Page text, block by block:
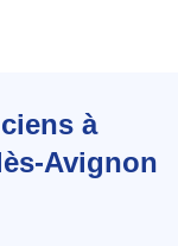
à
Avignon